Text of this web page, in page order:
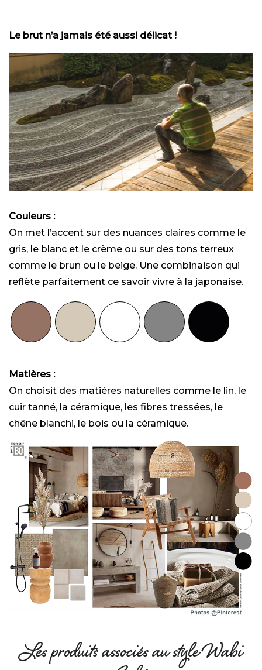
Le brut n’a jamais été aussi délicat !
Couleurs :
On met l’accent sur des nuances claires comme le
gris, le blanc et le crème ou sur des tons terreux
comme le brun ou le beige. Une combinaison qui
reflète parfaitement ce savoir vivre à la japonaise.
Matières :
On choisit des matières naturelles comme le lin, le
cuir tanné, la céramique, les fibres tressées, le
chêne blanchi, le bois ou la céramique.
Les produits associés au style Wabi